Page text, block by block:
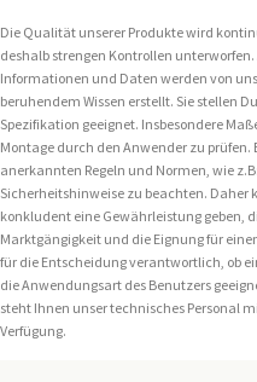
Die Qualität unserer Produkte wird
deshalb strengen Kontrollen
Informationen und Daten werden von
beruhendem Wissen erstellt. Sie stellen
Spezifikation geeignet. Insbesondere
Montage durch den Anwender zu
anerkannten Regeln und Normen, wie
Sicherheitshinweise zu beachten.
konkludent eine Gewährleistung geben,
Marktgängigkeit und die Eignung für
für die Entscheidung verantwortlich, ob
die Anwendungsart des Benutzers
steht Ihnen unser technisches Personal
Verfügung.